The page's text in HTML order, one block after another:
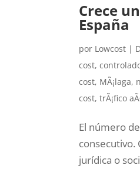
Crece
España
por Lowcost |
cost,
cost, MÃ¡laga,
cost,trÃ¡fico
El número
consecutivo
jurídica o